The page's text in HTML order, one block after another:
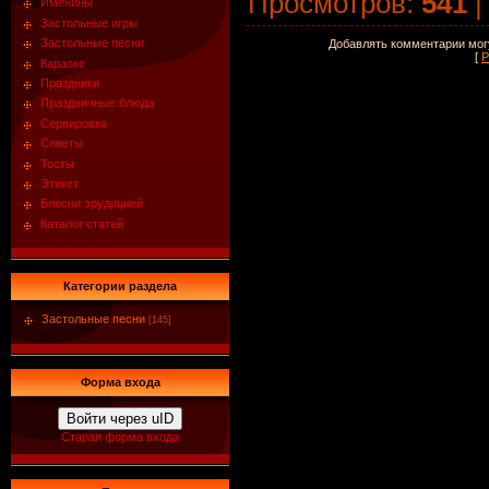
Застольные игры
Застольные песни
Караоке
Праздники
Праздничные блюда
Сервировка
Советы
Тосты
Этикет
Блесни эрудицией
Каталог статей
Категории раздела
Застольные песни [145]
Форма входа
Войти через uID
Старая форма входа
Добавлять комментарии
[